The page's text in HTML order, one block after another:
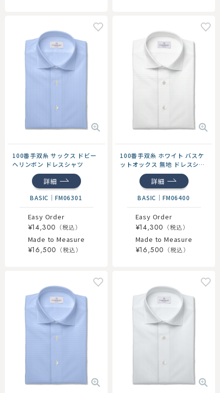
100番手双糸 サックス ドビー
ヘリンボン ドレスシャツ
詳細
BASIC ｜FM06301
Easy Order
¥14,300
Made to Measure
¥16,500
100番手双糸 ホワイト バスケ
ットオックス 無地 ドレスシャ
詳細
BASIC ｜FM06400
Easy Order
¥14,300
Made to Measure
¥16,500